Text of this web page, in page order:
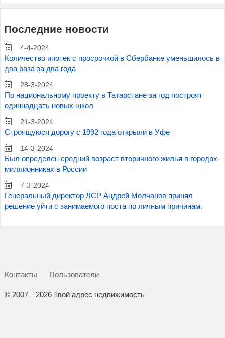
Последние новости
4-4-2024
Количество ипотек с просрочкой в Сбербанке уменьшилось в
два раза за два года
28-3-2024
По национальному проекту в Татарстане за год построят
одиннадцать новых школ
21-3-2024
Строящуюся дорогу с 1992 года открыли в Уфе
14-3-2024
Был определен средний возраст вторичного жилья в городах-
миллионниках в России
7-3-2024
Генеральный директор ЛСР Андрей Молчанов принял
решение уйти с занимаемого поста по личным причинам.
Контакты Пользователи
© 2007—2026 Твой адрес недвижимость